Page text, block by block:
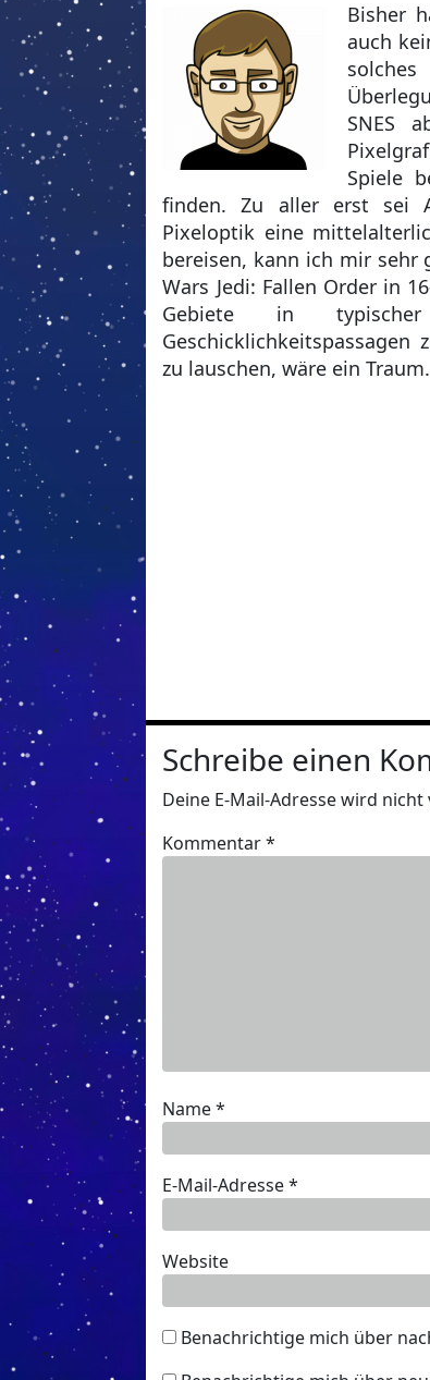
Bisher
auch
SNES
Spiele
finden. Zu aller erst sei
Pixeloptik eine
bereisen, kann ich mir sehr
Wars Jedi: Fallen Order in
Gebiete in typischer
zu lauschen, wäre ein Traum.
Schreibe einen
Deine E-Mail-Adresse wird
Kommentar*
Name*
E-Mail-Adresse*
Website
Benachrichtige mich über